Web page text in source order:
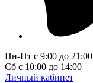
Пн-Пт с 9:00 до 21:00
Сб с 10:00 до 14:00
Личный кабинет